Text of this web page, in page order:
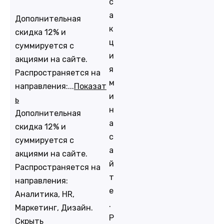
Дополнительная
скидка 12% и
суммируется с
акциями на сайте.
Распространяется на
направления:...Показат
ь
Дополнительная
скидка 12% и
суммируется с
акциями на сайте.
Распространяется на
направления:
Аналитика, HR,
Маркетинг, Дизайн.
Скрыть
с
а
к
ц
и
я
м
и
н
а
с
а
й
т
е
.
Р